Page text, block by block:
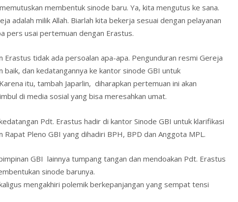
membentuk sinode baru. Ya, kita mengutus ke sana.
adalah milik Allah. Biarlah kita bekerja sesuai dengan pelayanan
pers usai pertemuan dengan Erastus.
Erastus tidak ada persoalan apa-apa. Pengunduran resmi Gereja
dan kedatangannya ke kantor sinode GBI untuk
itu, tambah Japarlin, diharapkan pertemuan ini akan
di media sosial yang bisa meresahkan umat.
Pdt. Erastus hadir di kantor Sinode GBI untuk klarifikasi
Pleno GBI yang dihadiri BPH, BPD dan Anggota MPL.
GBI lainnya tumpang tangan dan mendoakan Pdt. Erastus
sinode barunya.
mengakhiri polemik berkepanjangan yang sempat tensi